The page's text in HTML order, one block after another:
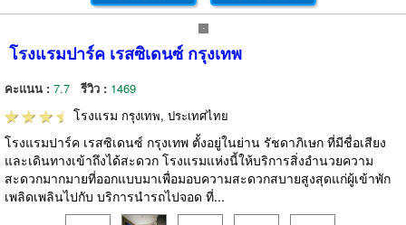
โรงแรมปาร์ค เรสซิเดนซ์ กรุงเทพ
คะแนน : 7.7 รีวิว : 1469
โรงแรม กรุงเทพ, ประเทศไทย
โรงแรมปาร์ค เรสซิเดนซ์ กรุงเทพ ตั้งอยู่ในย่าน รัชดาภิเษก ที่มีชื่อเสียง
และเดินทางเข้าถึงได้สะดวก โรงแรมแห่งนี้ให้บริการสิ่งอำนวยความ
สะดวกมากมายที่ออกแบบมาเพื่อมอบความสะดวกสบายสูงสุดแก่ผู้เข้าพัก
เพลิดเพลินไปกับ บริการนำรถไปจอด ที่...